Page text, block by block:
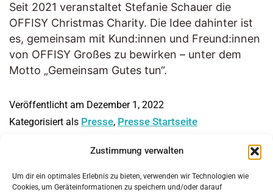
Zustimmung verwalten
Um dir ein optimales Erlebnis zu bieten, verwenden wir Technologien wie
Cookies, um Geräteinformationen zu speichern und/oder darauf
Seit 2021 veranstaltet Stefanie Schauer die
OFFISY Christmas Charity. Die Idee dahinter ist
es, gemeinsam mit Kund:innen und Freund:innen
von OFFISY Großes zu bewirken – unter dem
Motto „Gemeinsam Gutes tun“.
Veröffentlicht am Dezember 1, 2022
Kategorisiert als Presse, Presse Startseite